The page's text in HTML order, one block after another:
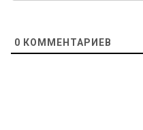
0 КОММЕНТАРИЕВ